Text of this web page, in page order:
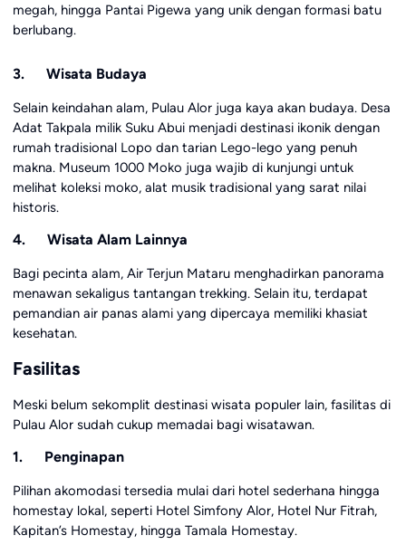
megah, hingga Pantai Pigewa yang unik dengan formasi batu
berlubang.
3. Wisata Budaya
Selain keindahan alam, Pulau Alor juga kaya akan budaya. Desa
Adat Takpala milik Suku Abui menjadi destinasi ikonik dengan
rumah tradisional Lopo dan tarian Lego-lego yang penuh
makna. Museum 1000 Moko juga wajib di kunjungi untuk
melihat koleksi moko, alat musik tradisional yang sarat nilai
historis.
4. Wisata Alam Lainnya
Bagi pecinta alam, Air Terjun Mataru menghadirkan panorama
menawan sekaligus tantangan trekking. Selain itu, terdapat
pemandian air panas alami yang dipercaya memiliki khasiat
kesehatan.
Fasilitas
Meski belum sekomplit destinasi wisata populer lain, fasilitas di
Pulau Alor sudah cukup memadai bagi wisatawan.
1. Penginapan
Pilihan akomodasi tersedia mulai dari hotel sederhana hingga
homestay lokal, seperti Hotel Simfony Alor, Hotel Nur Fitrah,
Kapitan’s Homestay, hingga Tamala Homestay.